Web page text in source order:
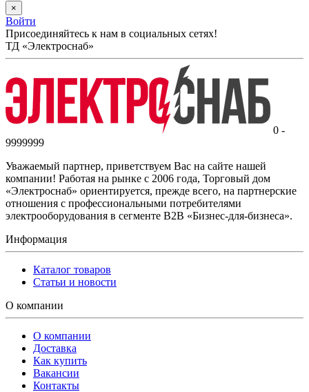
×
Войти
Присоединяйтесь к нам в социальных сетях!
ТД «Электроснаб»
0 -
9999999
Уважаемый партнер, приветствуем Вас на сайте нашей
компании! Работая на рынке с 2006 года, Торговый дом
«Электроснаб» ориентируется, прежде всего, на партнерские
отношения с профессиональными потребителями
электрооборудования в сегменте B2B «Бизнес-для-бизнеса».
Информация
Каталог товаров
Статьи и новости
О компании
О компании
Доставка
Как купить
Вакансии
Контакты